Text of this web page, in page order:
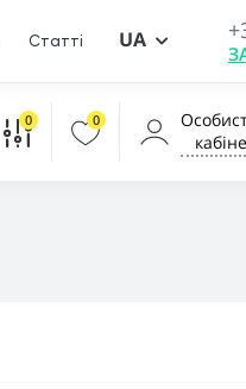
Статті UA
0 0